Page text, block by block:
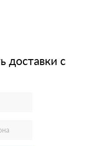
доставки с